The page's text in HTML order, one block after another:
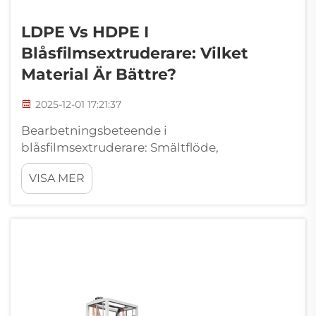
LDPE Vs HDPE I
Blåsfilmsextruderare: Vilket
Material Är Bättre?
2025-12-01 17:21:37
Bearbetningsbeteende i
blåsfilmsextruderare: Smältflöde,
bubbelstabilitet och konsekvenser för
skruvdesign. Smältviskositet,
temperatursensitivitet och skjuvrespons
VISA MER